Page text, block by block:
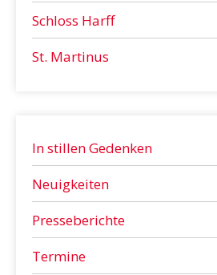
Schloss Harff
St. Martinus
In stillen Gedenken
Neuigkeiten
Presseberichte
Termine